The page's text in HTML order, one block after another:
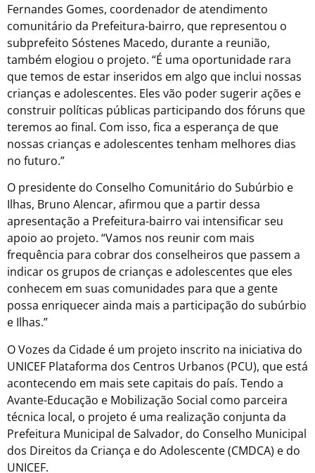
Fernandes Gomes, coordenador de atendimento
comunitário da Prefeitura-bairro, que representou o
subprefeito Sóstenes Macedo, durante a reunião,
também elogiou o projeto. “É uma oportunidade rara
que temos de estar inseridos em algo que inclui nossas
crianças e adolescentes. Eles vão poder sugerir ações e
construir políticas públicas participando dos fóruns que
teremos ao final. Com isso, fica a esperança de que
nossas crianças e adolescentes tenham melhores dias
no futuro.”
O presidente do Conselho Comunitário do Subúrbio e
Ilhas, Bruno Alencar, afirmou que a partir dessa
apresentação a Prefeitura-bairro vai intensificar seu
apoio ao projeto. “Vamos nos reunir com mais
frequência para cobrar dos conselheiros que passem a
indicar os grupos de crianças e adolescentes que eles
conhecem em suas comunidades para que a gente
possa enriquecer ainda mais a participação do subúrbio
e Ilhas.”
O Vozes da Cidade é um projeto inscrito na iniciativa do
UNICEF Plataforma dos Centros Urbanos (PCU), que está
acontecendo em mais sete capitais do país. Tendo a
Avante-Educação e Mobilização Social como parceira
técnica local, o projeto é uma realização conjunta da
Prefeitura Municipal de Salvador, do Conselho Municipal
dos Direitos da Criança e do Adolescente (CMDCA) e do
UNICEF.